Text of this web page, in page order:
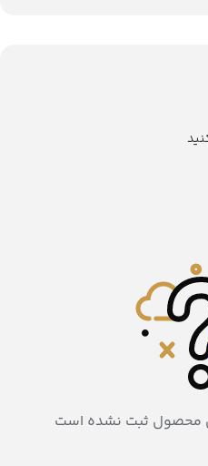
محصول ثبت نشده است